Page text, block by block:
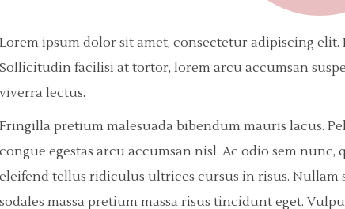
Lorem ipsum dolor sit amet, consectetur adipiscing
Sollicitudin facilisi at tortor, lorem arcu accumsan
viverra lectus.
Fringilla pretium malesuada bibendum mauris lacus.
congue egestas arcu accumsan nisl. Ac odio sem
eleifend tellus ridiculus ultrices cursus in risus. Nullam
sodales massa pretium massa risus tincidunt eget.